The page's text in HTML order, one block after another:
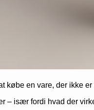
købe en vare, der ikke
især fordi hvad der